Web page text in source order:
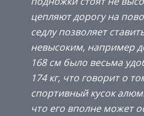
цепляют дорогу на
седлу позволяет
невысоким, например
168 см было весьма
174 кг, что говорит о
спортивный кусок
что его вполне может